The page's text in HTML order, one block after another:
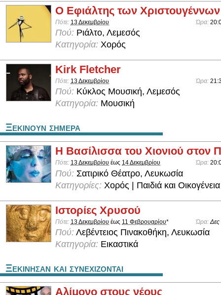
Ο Εφιάλτης των Χριστουγέννων
Πότε: 13 Δεκεμβρίου Ώρα:
Πού: Ριάλτο, Λεμεσός
Κατηγορία: Χορός
Kirk Fletcher
Πότε: 13 Δεκεμβρίου Ώρα:
Πού: Κύκλος Μουσική, Λεμεσός
Κατηγορία: Μουσική
Ξεκινουν σημερα
Η Βασίλισσα του Χιονιού στον
Πότε: 13 Δεκεμβρίου έως 14 Δεκεμβρίου Ώρα:
Πού: Σατιρικό Θέατρο, Λευκωσία
Κατηγορίες: Χορός | Παιδιά και Οικογένεια
Ιστορίες Χρυσού
Πότε: 13 Δεκεμβρίου έως 11 Φεβρουαρίου* Ώρα: Δες
Πού: Λεβέντειος Πινακοθήκη, Λευκωσία
Κατηγορία: Εικαστικά
Ξεκινησαν και συνεχιζονται
Αλίμονο στους νέους